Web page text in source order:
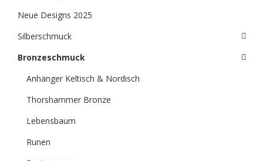
Neue Designs 2025
Silberschmuck
Bronzeschmuck
Anhänger Keltisch & Nordisch
Thorshammer Bronze
Lebensbaum
Runen